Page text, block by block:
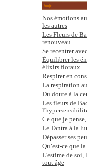
Nos émotions
les autres
Les Fleurs de
renouveau
Se recentrer
Équilibrer les
élixirs floraux
Respirer en
La respiration
Du doute à la
Les fleurs de
Ce que je
Le Tantra à la
Dépasser ses
Qu’est-ce que
L'estime de soi,
tout âge